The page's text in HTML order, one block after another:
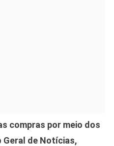
compras por meio dos
Geral de Notícias,